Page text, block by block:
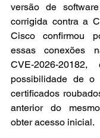
versão de
corrigida contra a
Cisco confirmou
essas conexões
CVE-2026-
possibilidade de o
certificados
anterior do
obter acesso inicial.